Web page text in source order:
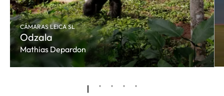
CÁMARAS LEICA SL
Odzala
Mathias Depardon